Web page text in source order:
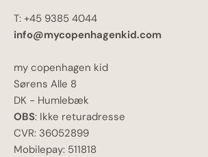
T: +45 9385 4044
info@mycopenhagenkid.com
my copenhagen kid
Sørens Alle 8
DK - Humlebæk
OBS: Ikke returadresse
CVR: 36052899
Mobilepay: 511818